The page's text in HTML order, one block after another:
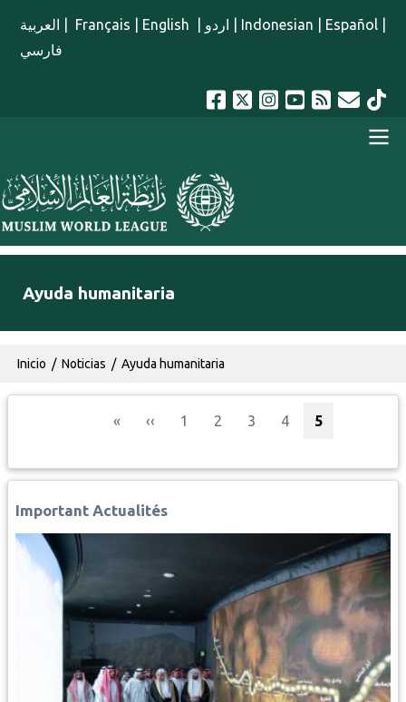
العربية Français English اردو Indonesian Español
فارسي
menu spanish
Ayuda humanitaria
Ruta de navegación
Inicio Noticias Ayuda humanitaria
Primera página
« Página anterior
‹‹ Página
1 Página
2 Página
3 Página
4 Página
5
Important Actualités